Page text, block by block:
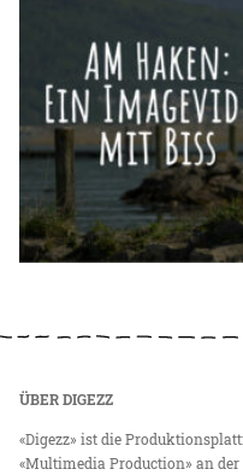
ÜBER DIGEZZ
«Digezz» ist die
«Multimedia Production» an